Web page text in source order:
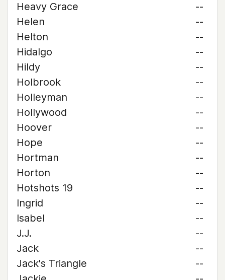
Heavy Grace
--
Helen
--
Helton
--
Hidalgo
--
Hildy
--
Holbrook
--
Holleyman
--
Hollywood
--
Hoover
--
Hope
--
Hortman
--
Horton
--
Hotshots 19
--
Ingrid
--
Isabel
--
J.J.
--
Jack
--
Jack's Triangle
--